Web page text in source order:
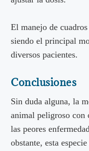
El manejo de
siendo el principal
diversos pacientes.
Conclusiones
Sin duda alguna, la
animal peligroso con
las peores
obstante, esta